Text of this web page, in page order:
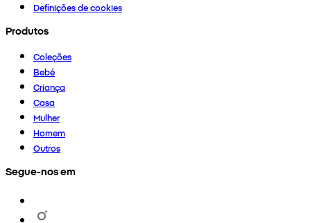
Definições de cookies
Produtos
Coleções
Bebé
Criança
Casa
Mulher
Homem
Outros
Segue-nos em